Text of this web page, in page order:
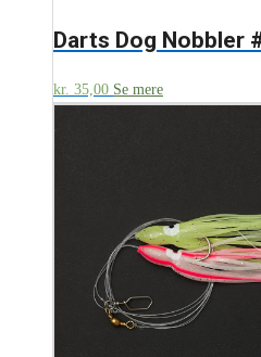
Darts Dog Nobbler
kr. 35,00 Se mere